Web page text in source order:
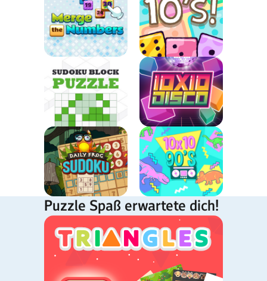
Puzzle Spaß erwartete dich!